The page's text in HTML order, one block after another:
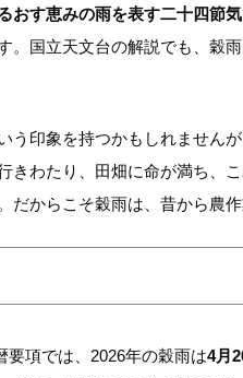
おす恵みの雨を表す二十四節気
。国立天文台の解説でも、穀
う印象を持つかもしれません
きわたり、田畑に命が満ち、
からこそ穀雨は、昔から農作
要項では、2026年の穀雨は4月